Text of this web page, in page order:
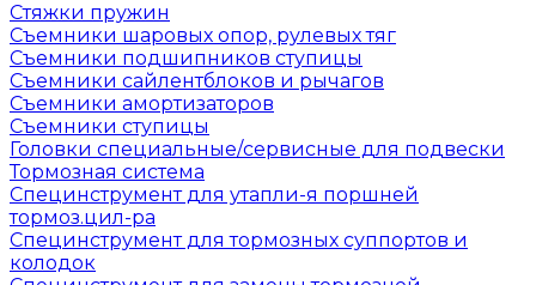
Стяжки пружин
Съемники шаровых опор, рулевых тяг
Съемники подшипников ступицы
Съемники сайлентблоков и рычагов
Съемники амортизаторов
Съемники ступицы
Головки специальные/сервисные для подвески
Тормозная система
Специнструмент для утапли-я поршней
тормоз.цил-ра
Специнструмент для тормозных суппортов и
колодок